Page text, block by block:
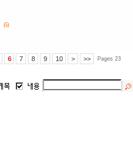
(5)
6 7 8 9 10 > >> Pages 23